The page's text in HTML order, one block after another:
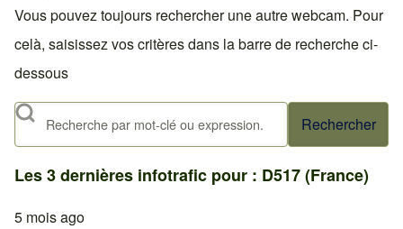
Vous pouvez toujours rechercher une autre webcam. Pour
celà, saisissez vos critères dans la barre de recherche ci-
dessous
Rechercher
Les 3 dernières infotrafic pour : D517 (France)
5 mois ago